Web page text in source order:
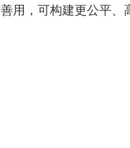
用，可构建更公平、